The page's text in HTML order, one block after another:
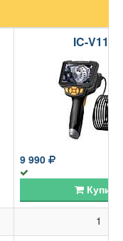
IC-V112C
9 990
Купить
1